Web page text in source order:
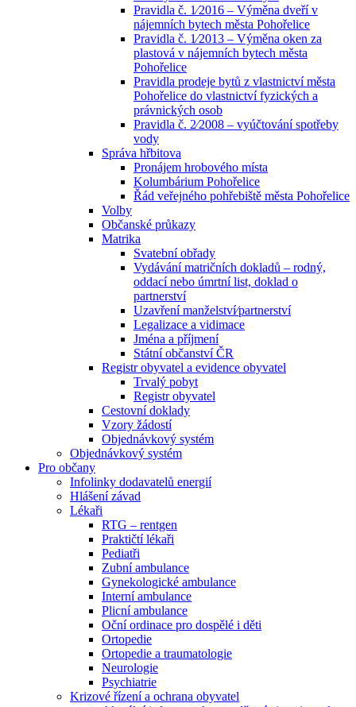
Pravidla č. 1⁄2016 – Výměna dveří v
nájemních bytech města Pohořelice
Pravidla č. 1⁄2013 – Výměna oken za
plastová v nájemních bytech města
Pohořelice
Pravidla prodeje bytů z vlastnictví města
Pohořelice do vlastnictví fyzických a
právnických osob
Pravidla č. 2⁄2008 – vyúčtování spotřeby
vody
Správa hřbitova
Pronájem hrobového místa
Kolumbárium Pohořelice
Řád veřejného pohřebiště města Pohořelice
Volby
Občanské průkazy
Matrika
Svatební obřady
Vydávání matričních dokladů – rodný,
oddací nebo úmrtní list, doklad o
partnerství
Uzavření manželství⁄partnerství
Legalizace a vidimace
Jména a příjmení
Státní občanství ČR
Registr obyvatel a evidence obyvatel
Trvalý pobyt
Registr obyvatel
Cestovní doklady
Vzory žádostí
Objednávkový systém
Objednávkový systém
Pro občany
Infolinky dodavatelů energií
Hlášení závad
Lékaři
RTG – rentgen
Praktičtí lékaři
Pediatři
Zubní ambulance
Gynekologické ambulance
Interní ambulance
Plicní ambulance
Oční ordinace pro dospělé i děti
Ortopedie
Ortopedie a traumatologie
Neurologie
Psychiatrie
Krizové řízení a ochrana obyvatel